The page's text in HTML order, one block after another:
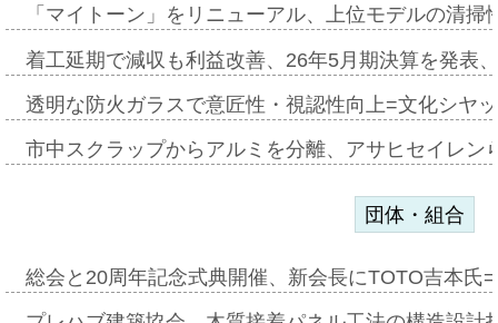
「マイトーン」をリニューアル、上位モデルの清
着工延期で減収も利益改善、26年5月期決算を発表
透明な防火ガラスで意匠性・視認性向上=文化シヤ
市中スクラップからアルミを分離、アサヒセイレ
団体・組合
総会と20周年記念式典開催、新会長にTOTO吉本氏